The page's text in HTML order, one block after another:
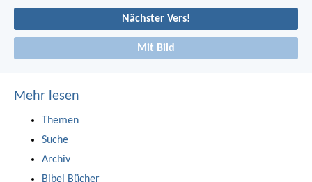
Nächster Vers!
Mit Bild
Mehr lesen
Themen
Suche
Archiv
Bibel Bücher